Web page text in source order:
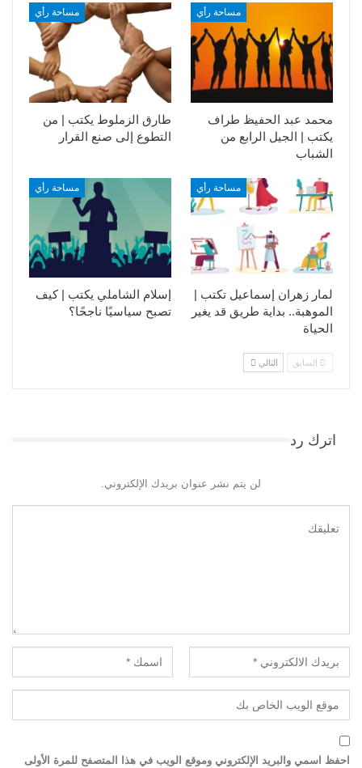
مساحة رأي
طارق الزملوط يكتب | من
التطوع إلى صنع القرار
مساحة رأي
محمد عبد الحفيظ طراف
يكتب | الجيل الرابع من
الشباب
مساحة رأي
إسلام الشاملي يكتب | كيف
تصبح سياسيًا ناجحًا؟
مساحة رأي
لمار زهران إسماعيل تكتب |
الموهبة.. بداية طريق قد يغير
الحياة
السابق التالي
اترك رد
لن يتم نشر عنوان بريدك الإلكتروني.
احفظ اسمي والبريد الإلكتروني وموقع الويب في هذا المتصفح للمرة الأولى